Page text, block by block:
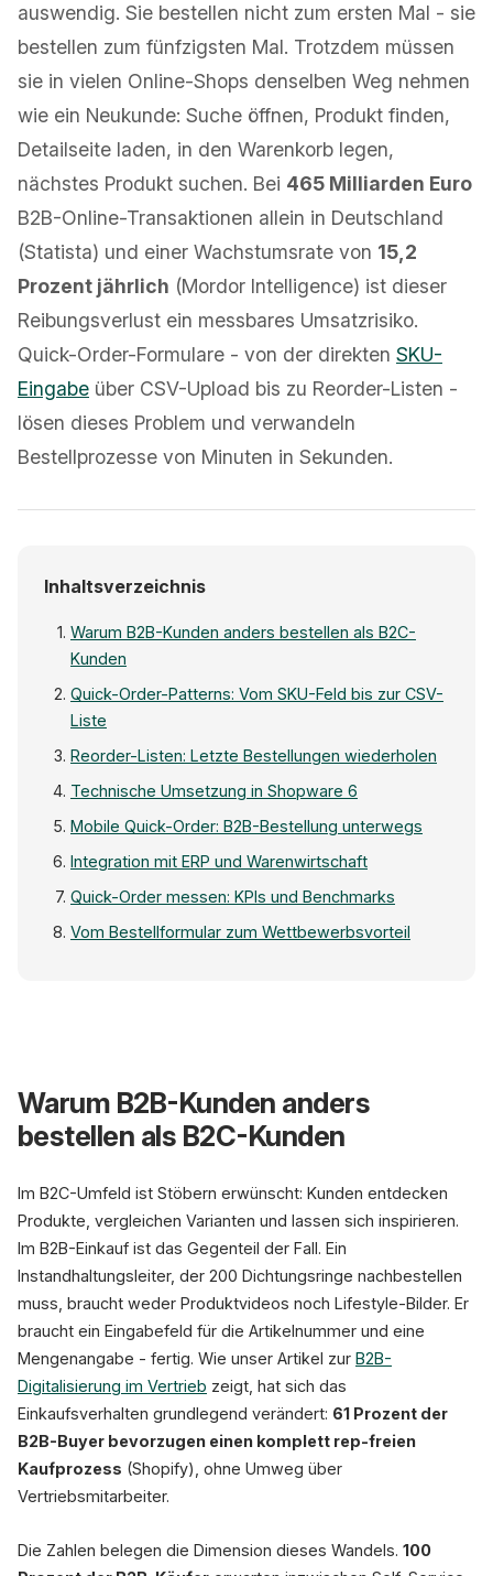
auswendig. Sie bestellen nicht zum ersten Mal - sie
bestellen zum fünfzigsten Mal. Trotzdem müssen
sie in vielen Online-Shops denselben Weg nehmen
wie ein Neukunde: Suche öffnen, Produkt finden,
Detailseite laden, in den Warenkorb legen,
nächstes Produkt suchen. Bei 465 Milliarden Euro
B2B-Online-Transaktionen allein in Deutschland
(Statista) und einer Wachstumsrate von 15,2
Prozent jährlich (Mordor Intelligence) ist dieser
Reibungsverlust ein messbares Umsatzrisiko.
Quick-Order-Formulare - von der direkten SKU-
Eingabe über CSV-Upload bis zu Reorder-Listen -
lösen dieses Problem und verwandeln
Bestellprozesse von Minuten in Sekunden.
Inhaltsverzeichnis
Warum B2B-Kunden anders bestellen als B2C-
Kunden
Quick-Order-Patterns: Vom SKU-Feld bis zur CSV-
Liste
Reorder-Listen: Letzte Bestellungen wiederholen
Technische Umsetzung in Shopware 6
Mobile Quick-Order: B2B-Bestellung unterwegs
Integration mit ERP und Warenwirtschaft
Quick-Order messen: KPIs und Benchmarks
Vom Bestellformular zum Wettbewerbsvorteil
Dichtungsring M12
Nächstes Produkt suchen...
Nochmal suchen... vergleichen...
Warum B2B-Kunden anders
bestellen als B2C-Kunden
Im B2C-Umfeld ist Stöbern erwünscht: Kunden entdecken
Produkte, vergleichen Varianten und lassen sich inspirieren.
Im B2B-Einkauf ist das Gegenteil der Fall. Ein
Instandhaltungsleiter, der 200 Dichtungsringe nachbestellen
muss, braucht weder Produktvideos noch Lifestyle-Bilder. Er
braucht ein Eingabefeld für die Artikelnummer und eine
Mengenangabe - fertig. Wie unser Artikel zur B2B-
Digitalisierung im Vertrieb zeigt, hat sich das
Einkaufsverhalten grundlegend verändert: 61 Prozent der
B2B-Buyer bevorzugen einen komplett rep-freien
Kaufprozess (Shopify), ohne Umweg über
Vertriebsmitarbeiter.
Die Zahlen belegen die Dimension dieses Wandels. 100